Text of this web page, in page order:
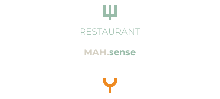
RESTAURANT
MAH.sense